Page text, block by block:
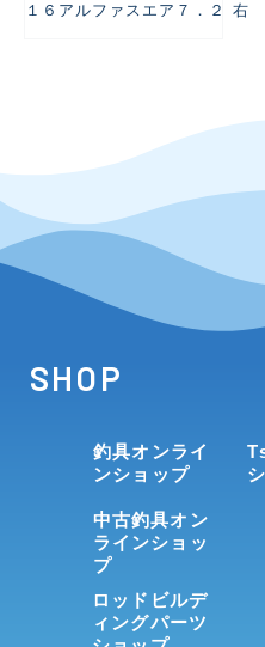
１６アルファスエア７．２ 右
SHOP
釣具オンライ
ンショップ
中古釣具オン
ラインショッ
プ
ロッドビルデ
ィングパーツ